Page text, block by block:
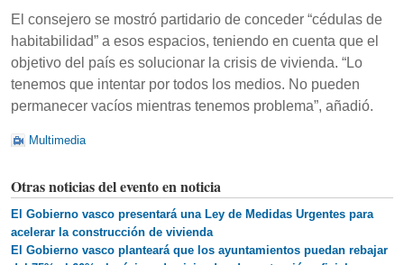
El consejero se mostró partidario de conceder “cédulas de
habitabilidad” a esos espacios, teniendo en cuenta que el
objetivo del país es solucionar la crisis de vivienda. “Lo
tenemos que intentar por todos los medios. No pueden
permanecer vacíos mientras tenemos problema”, añadió.
Multimedia
Otras noticias del evento en noticia
El Gobierno vasco presentará una Ley de Medidas Urgentes para
acelerar la construcción de vivienda
El Gobierno vasco planteará que los ayuntamientos puedan rebajar